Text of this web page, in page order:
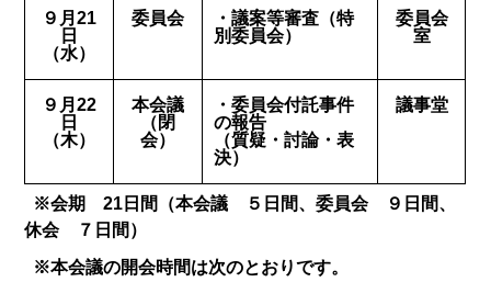
９月21
日
（水）
委員会
・議案等審査（特
別委員会）
委員会
室
９月22
日
（木）
本会議
（閉
会）
・委員会付託事件
の報告
（質疑・討論・表
決）
議事堂
※会期 21日間（本会議 ５日間、委員会 ９日間、
休会 ７日間）
※本会議の開会時間は次のとおりです。